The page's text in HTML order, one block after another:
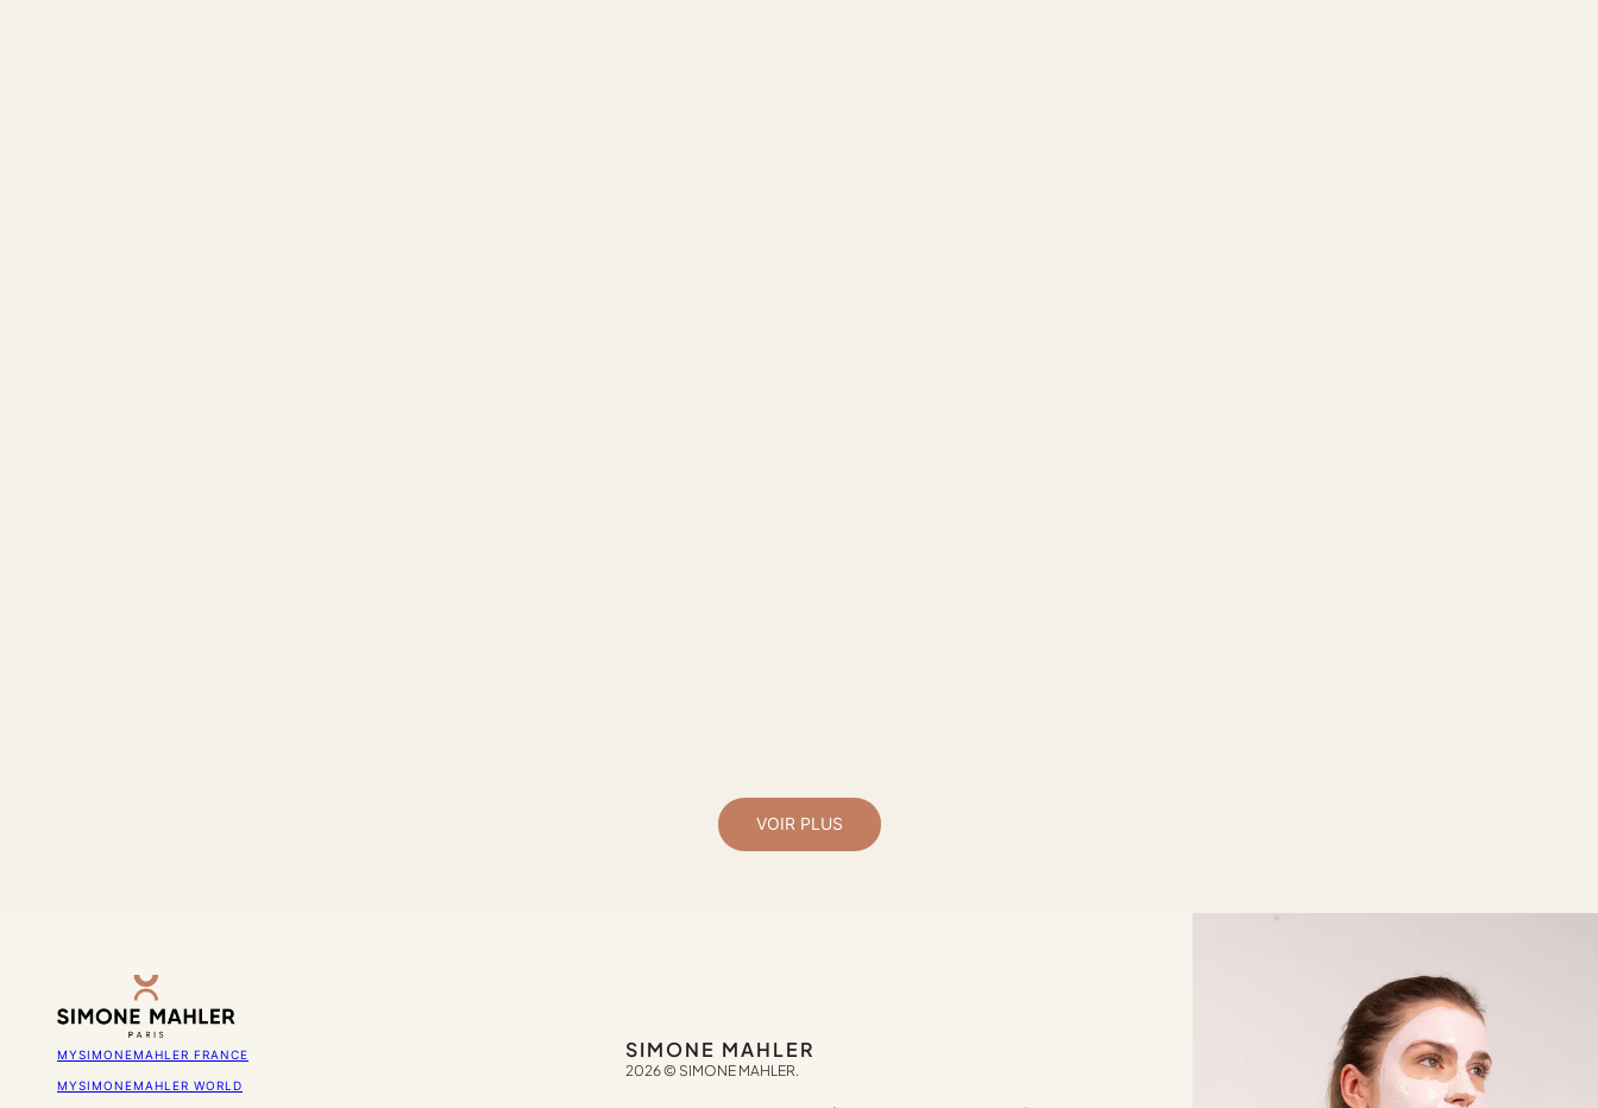
VOIR PLUS
MYSIMONEMAHLER FRANCE
MYSIMONEMAHLER WORLD
SIMONE MAHLER
2026 © SIMONE MAHLER.